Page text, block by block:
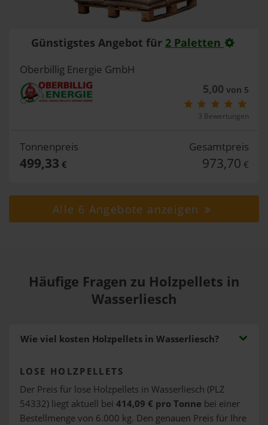
Günstigstes Angebot für 2 Paletten
Oberbillig Energie GmbH
5,00 von 5
3 Bewertungen
Tonnenpreis
499,33 €
Gesamtpreis
973,70 €
Alle 6 Angebote anzeigen
Häufige Fragen zu Holzpellets in
Wasserliesch
Wie viel kosten Holzpellets in Wasserliesch?
LOSE HOLZPELLETS
Der Preis für lose Holzpellets in Wasserliesch (PLZ
54332) liegt aktuell bei 414,09 € pro Tonne bei einer
Bestellmenge von 6.000 kg. Den genauen Preis für Ihre